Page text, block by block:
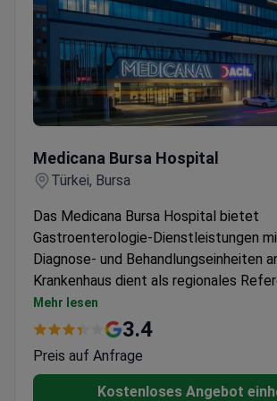
Medicana Bursa Hospital
Türkei, Bursa
Das Medicana Bursa Hospital bietet
Gastroenterologie-Dienstleistungen
Diagnose- und Behandlungseinheiten
Krankenhaus dient als regionales
mit umfassender Infrastruktur.
Einrichtung mit 300 Betten, 8
58 Intensivbetten
Ausgestattet mit fortschrittlichen
Technologien für die Versorgung
Mehr lesen
3.4
Preis auf Anfrage
Kostenloses Angebot